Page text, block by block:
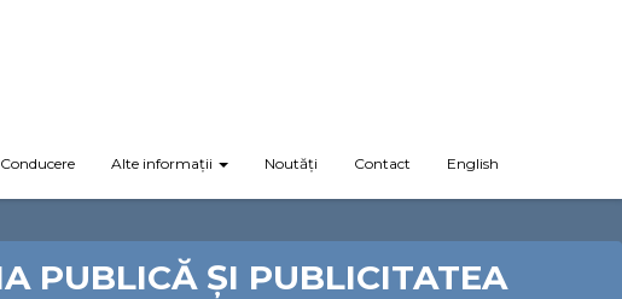
Conducere Alte informații Noutăți Contact English
PUBLICĂ ȘI PUBLICITATEA